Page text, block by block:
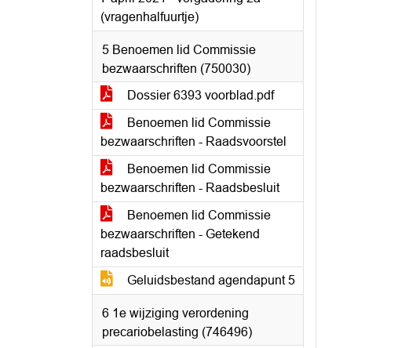
(vragenhalfuurtje)
5 Benoemen lid Commissie
bezwaarschriften (750030)
Dossier 6393 voorblad.pdf
Benoemen lid Commissie
bezwaarschriften - Raadsvoorstel
Benoemen lid Commissie
bezwaarschriften - Raadsbesluit
Benoemen lid Commissie
bezwaarschriften - Getekend
raadsbesluit
Geluidsbestand agendapunt 5
6 1e wijziging verordening
precariobelasting (746496)